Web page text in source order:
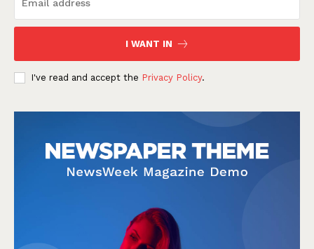
I WANT IN
I've read and accept the Privacy Policy.